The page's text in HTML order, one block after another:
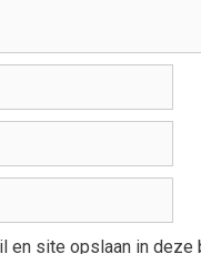
en site opslaan in